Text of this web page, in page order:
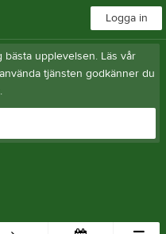
Logga in
upplevelsen. Läs vår
tjänsten godkänner du